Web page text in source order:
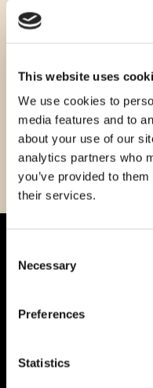
This website uses
We use cookies to
media features and to
about your use of our
analytics partners who
you’ve provided to
their services.
Selection
Necessary
Preferences
Statistics
Andere